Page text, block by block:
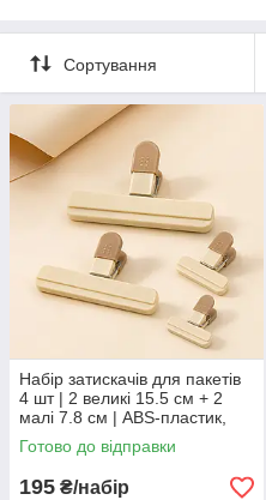
Сортування
Набір затискачів для пакетів
4 шт | 2 великі 15.5 см + 2
малі 7.8 см | ABS-пластик,
для їжі, кухні, офісу
Готово до відправки
195 ₴/набір